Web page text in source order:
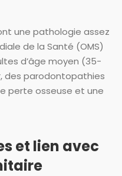
une pathologie assez
de la Santé (OMS)
d’âge moyen (35-
des parodontopathies
perte osseuse et une
et lien avec